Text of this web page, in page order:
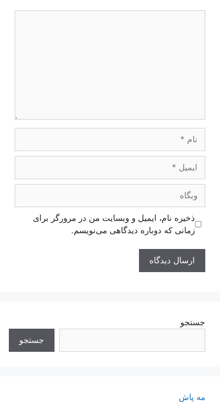
وبگاه
ذخیره نام، ایمیل و وبسایت من در مرورگر برای
زمانی که دوباره دیدگاهی می‌نویسم.
جستجو
جستجو
مه پاش